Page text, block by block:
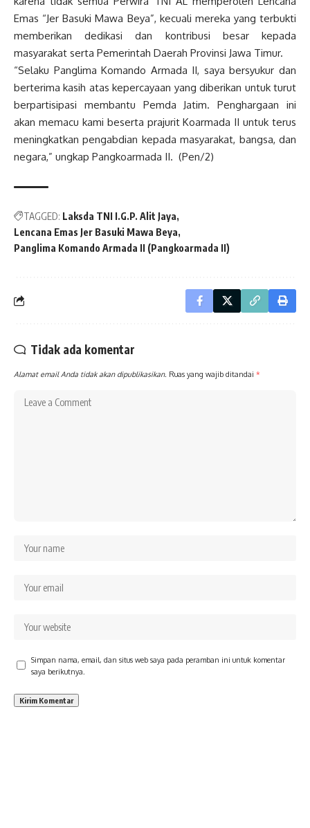
Emas “Jer Basuki Mawa Beya”, kecuali mereka yang terbukti
memberikan dedikasi dan kontribusi besar kepada
masyarakat serta Pemerintah Daerah Provinsi Jawa Timur.
“Selaku Panglima Komando Armada II, saya bersyukur dan
berterima kasih atas kepercayaan yang diberikan untuk turut
berpartisipasi membantu Pemda Jatim. Penghargaan ini
akan memacu kami beserta prajurit Koarmada II untuk terus
meningkatkan pengabdian kepada masyarakat, bangsa, dan
negara,” ungkap Pangkoarmada II. (Pen/2)
TAGGED: Laksda TNI I.G.P. Alit Jaya
Lencana Emas Jer Basuki Mawa Beya
Panglima Komando Armada II (Pangkoarmada II)
Tidak ada komentar
Alamat email Anda tidak akan dipublikasikan. Ruas yang wajib ditandai *
Simpan nama, email, dan situs web saya pada peramban ini untuk komentar
saya berikutnya.